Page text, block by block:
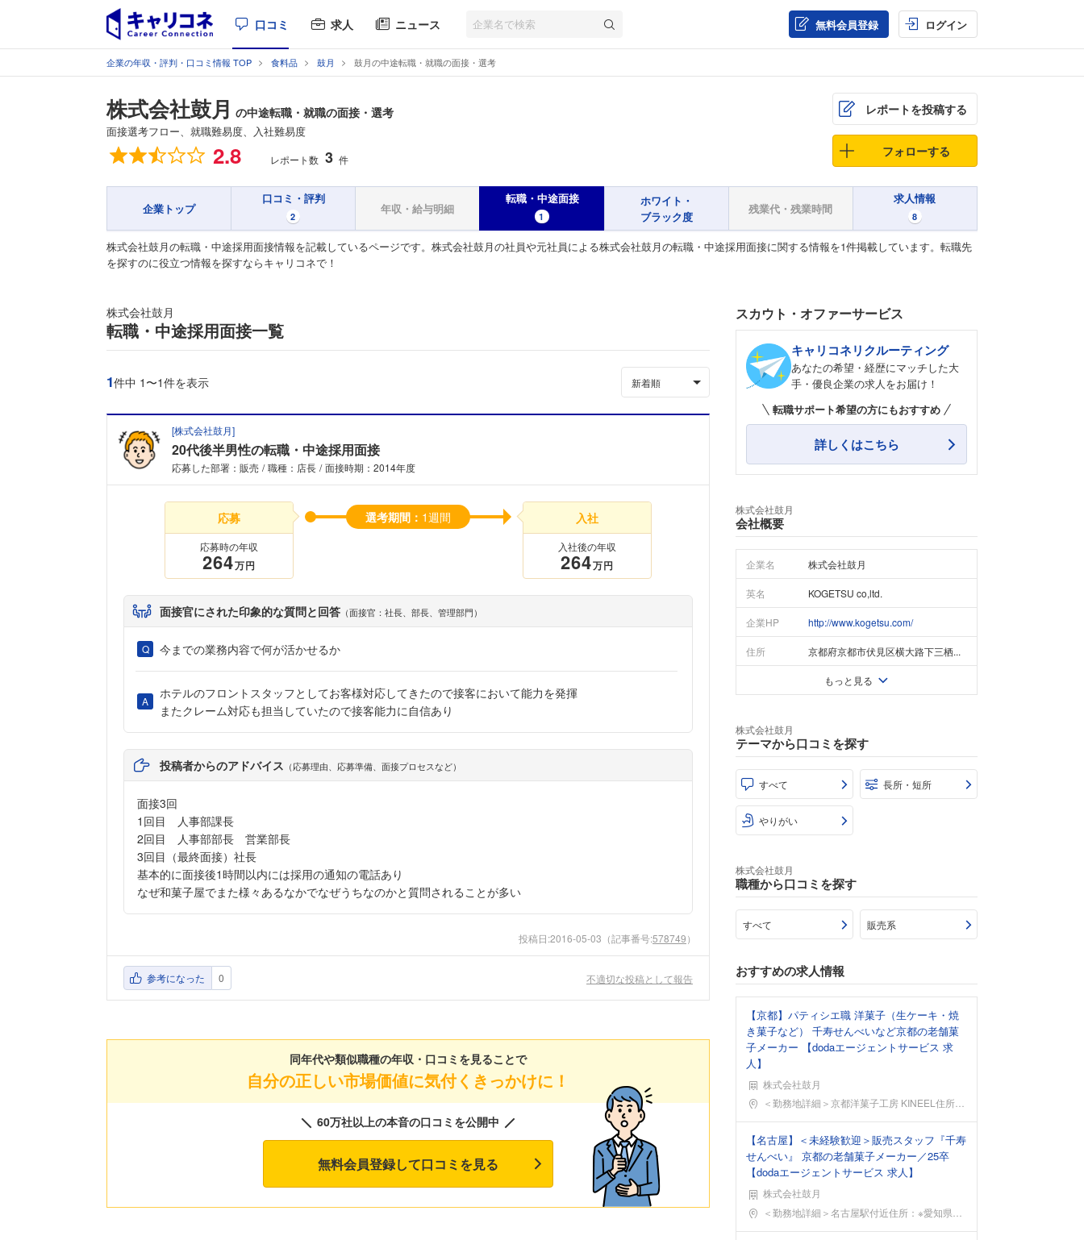
口コミ 求人 ニュース 無料会員登録 ログイン
企業の年収・評判・口コミ情報 TOP 食料品 鼓月 鼓月の中途転職・就職の面接・選考
株式会社鼓月 の中途転職・就職の面接・選考
面接選考フロー、就職難易度、入社難易度
総合評価 2.8 レポート数 3 件
レポートを投稿する
フォローする
企業トップ
口コミ・評判
2
年収・給与明細
転職・中途面接
1
ホワイト・
ブラック度
残業代・残業時間
求人情報
8
株式会社鼓月の転職・中途採用面接情報を記載しているページです。株式会社鼓月の社員や元社員による株式会社鼓月の転職・中途採用面接に関する情報を1件掲載しています。転職先
を探すのに役立つ情報を探すならキャリコネで！
株式会社鼓月
転職・中途採用面接一覧
1件中 1〜1件を表示 新着順
[株式会社鼓月]
20代後半男性の転職・中途採用面接
応募した部署：販売 職種：店長 面接時期：2014年度
選考期間： 1週間
応募
応募時の年収
264万円
入社
入社後の年収
264万円
面接官にされた印象的な質問と回答 （面接官：社長、部長、管理部門）
今までの業務内容で何が活かせるか
ホテルのフロントスタッフとしてお客様対応してきたので接客において能力を発揮
またクレーム対応も担当していたので接客能力に自信あり
投稿者からのアドバイス （応募理由、応募準備、面接プロセスなど）
面接3回
1回目 人事部課長
2回目 人事部部長 営業部長
3回目（最終面接）社長
基本的に面接後1時間以内には採用の通知の電話あり
なぜ和菓子屋でまた様々あるなかでなぜうちなのかと質問されることが多い
投稿日:2016-05-03 （記事番号:578749）
参考になった 0 不適切な投稿として報告
同年代や類似職種の年収・口コミを見ることで
自分の正しい市場価値に気付くきっかけに！
60万社以上の本音の口コミを公開中
無料会員登録して口コミを見る
スカウト・オファーサービス
キャリコネリクルーティング
あなたの希望・経歴にマッチした大
手・優良企業の求人をお届け！
転職サポート希望の方にもおすすめ
詳しくはこちら
株式会社鼓月
会社概要
企業名 株式会社鼓月
英名 KOGETSU co,ltd.
企業HP http://www.kogetsu.com/
住所 京都府京都市伏見区横大路下三栖...
もっと見る
株式会社鼓月
テーマから口コミを探す
すべて 長所・短所
やりがい
株式会社鼓月
職種から口コミを探す
すべて 販売系
おすすめの求人情報
【京都】パティシエ職 洋菓子（生ケーキ・焼
き菓子など） 千寿せんべいなど京都の老舗菓
子メーカー 【dodaエージェントサービス 求
人】
株式会社鼓月
勤務地＜勤務地詳細＞京都洋菓子工房 KINEEL住所：京
【名古屋】＜未経験歓迎＞販売スタッフ『千寿
せんべい』 京都の老舗菓子メーカー／25卒
【dodaエージェントサービス 求人】
株式会社鼓月
勤務地＜勤務地詳細＞名古屋駅付近住所：※愛知県 名古屋駅